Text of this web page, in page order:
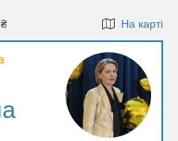
На карті